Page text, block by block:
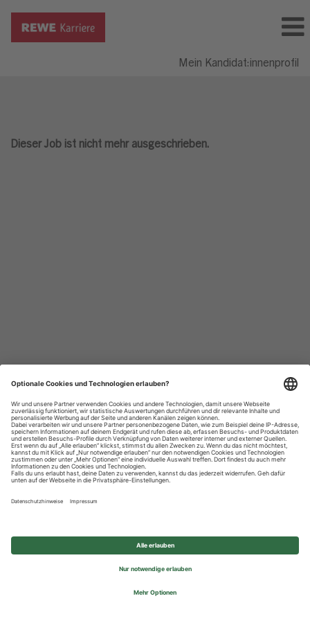
Mein Kandidat:innenprofil
Dieser Job ist nicht mehr ausgeschrieben.
Datenschutzhinweise
Impressum
Privatsphäre-Einstellungen
© 2026 REWE Group - All rights reserved